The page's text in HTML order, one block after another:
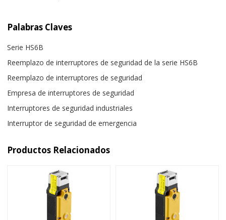
Palabras Claves
Serie HS6B
Reemplazo de interruptores de seguridad de la serie HS6B
Reemplazo de interruptores de seguridad
Empresa de interruptores de seguridad
Interruptores de seguridad industriales
Interruptor de seguridad de emergencia
Productos Relacionados